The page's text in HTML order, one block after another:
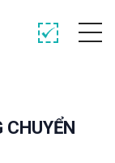
CHUYỂN